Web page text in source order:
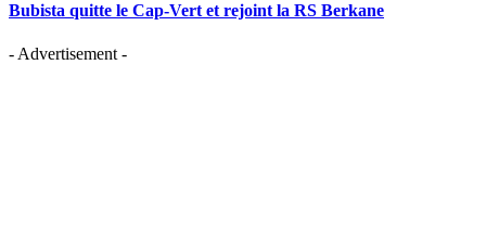
Bubista quitte le Cap-Vert et rejoint la RS Berkane
- Advertisement -